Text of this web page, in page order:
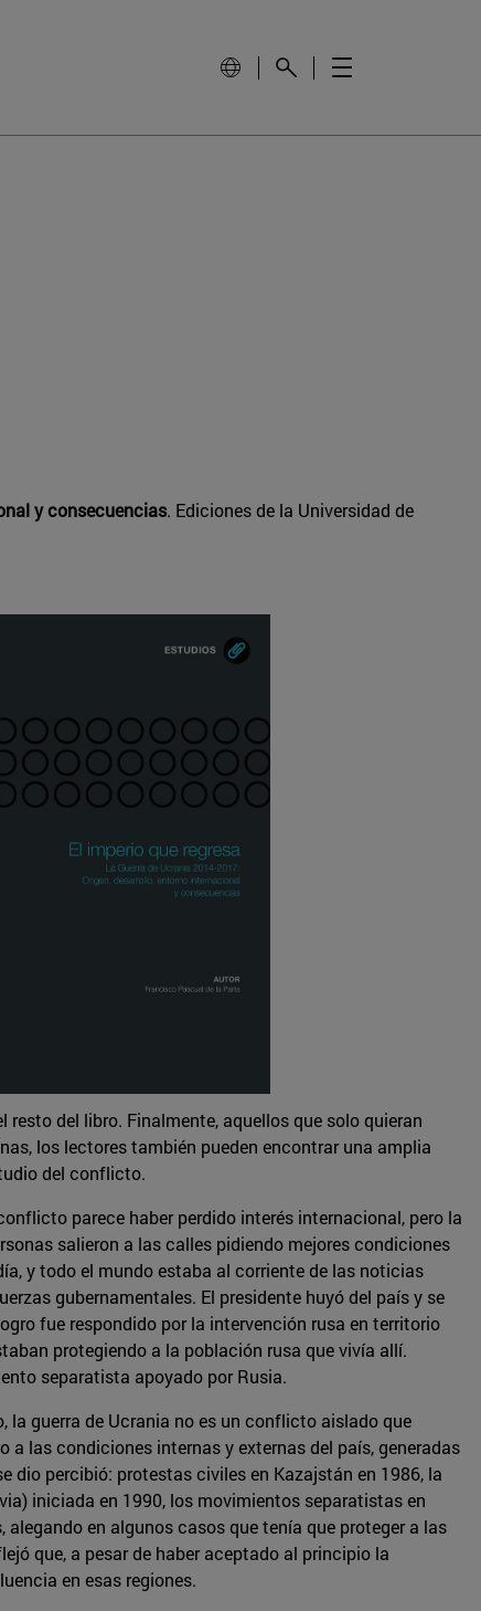
y consecuencias. Ediciones de la Universidad de
del libro. Finalmente, aquellos que solo quieran
los lectores también pueden encontrar una amplia
del conflicto.
parece haber perdido interés internacional, pero la
salieron a las calles pidiendo mejores condiciones
y todo el mundo estaba al corriente de las noticias
gubernamentales. El presidente huyó del país y se
fue respondido por la intervención rusa en territorio
protegiendo a la población rusa que vivía allí.
separatista apoyado por Rusia.
la guerra de Ucrania no es un conflicto aislado que
a las condiciones internas y externas del país, generadas
dio percibió: protestas civiles en Kazajstán en 1986, la
iniciada en 1990, los movimientos separatistas en
en algunos casos que tenía que proteger a las
que, a pesar de haber aceptado al principio la
en esas regiones.